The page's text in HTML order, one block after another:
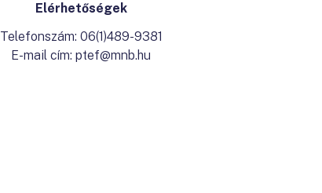
Elérhetőségek
Telefonszám: 06(1)489-9381
E-mail cím: ptef@mnb.hu